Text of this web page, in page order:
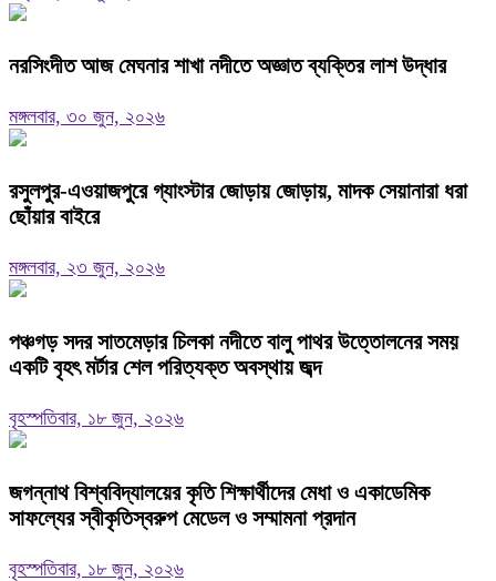
নরসিংদীত আজ মেঘনার শাখা নদীতে অজ্ঞাত ব্যক্তির লাশ উদ্ধার
মঙ্গলবার, ৩০ জুন, ২০২৬
রসুলপুর-এওয়াজপুরে গ্যাংস্টার জোড়ায় জোড়ায়, মাদক সেয়ানারা ধরা
ছোঁয়ার বাইরে
মঙ্গলবার, ২৩ জুন, ২০২৬
পঞ্চগড় সদর সাতমেড়ার চিলকা নদীতে বালু পাথর উত্তোলনের সময়
একটি বৃহৎ মর্টার শেল পরিত্যক্ত অবস্থায় জব্দ
বৃহস্পতিবার, ১৮ জুন, ২০২৬
জগন্নাথ বিশ্ববিদ্যালয়ের কৃতি শিক্ষার্থীদের মেধা ও একাডেমিক
সাফল্যের স্বীকৃতিস্বরুপ মেডেল ও সম্মামনা প্রদান
বৃহস্পতিবার, ১৮ জুন, ২০২৬